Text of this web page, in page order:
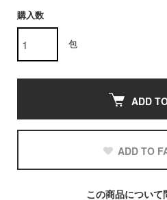
購入数
包
ADD
ADD TO
この商品について